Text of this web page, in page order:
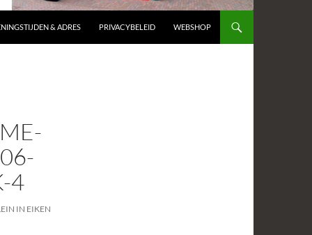
& ADRES PRIVACYBELEID WEBSHOP
4
IN EIKEN